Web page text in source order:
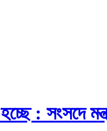
: সংসদে